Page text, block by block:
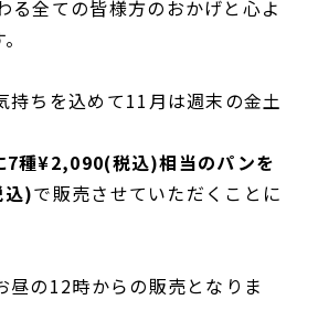
る全ての皆様方のおかげと心よ
持ちを込めて11月は週末の金土
7種¥2,090(税込)相当のパンを
)で販売させていただくことに
昼の12時からの販売となりま